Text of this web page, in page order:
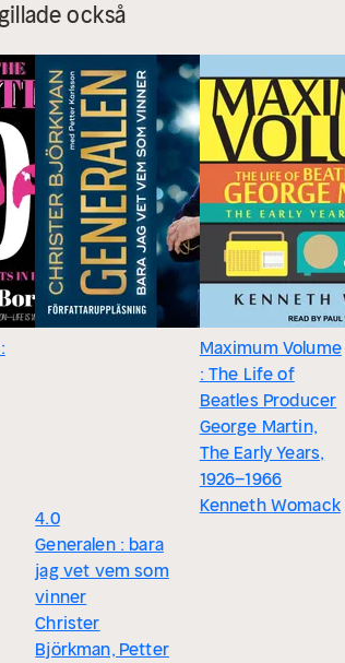
också
4.0
Generalen : bara
jag vet vem som
vinner
Christer
Björkman, Petter
Maximum Volume
: The Life of
Beatles Producer
George Martin,
The Early Years,
1926–1966
Kenneth Womack